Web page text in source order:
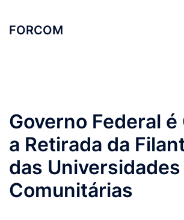
paraFORCOM
Governo Federal
a Retirada da
das Universidades
Comunitárias